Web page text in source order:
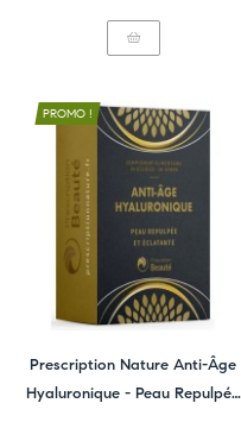
PROMO !
Prescription Nature Anti-Âge
Hyaluronique - Peau Repulpée